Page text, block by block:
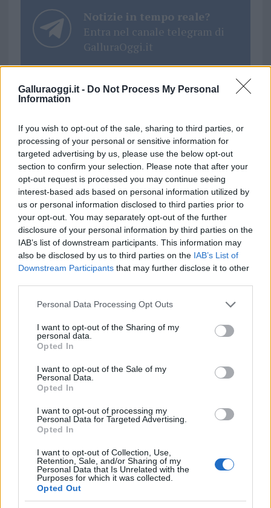
Galluraoggi.it - Do Not Process My Personal
Information
If you wish to opt-out of the sale, sharing to third parties, or
processing of your personal or sensitive information for
targeted advertising by us, please use the below opt-out
section to confirm your selection. Please note that after your
opt-out request is processed you may continue seeing
interest-based ads based on personal information utilized by
us or personal information disclosed to third parties prior to
your opt-out. You may separately opt-out of the further
disclosure of your personal information by third parties on the
IAB’s list of downstream participants. This information may
also be disclosed by us to third parties on the IAB’s List of
Downstream Participants that may further disclose it to other
Please note that this website/app uses one or more Google
not limited to your visit or usage behaviour. You may click to
grant or deny consent to Google and its third-party tags to
use your data for below specified purposes in below Google
consent section.
Personal Data Processing Opt Outs
I want to opt-out of the Sharing of my
personal data.
Opted In
I want to opt-out of the Sale of my
Personal Data.
Opted In
I want to opt-out of processing my
Personal Data for Targeted Advertising.
Opted In
I want to opt-out of Collection, Use,
Retention, Sale, and/or Sharing of my
Personal Data that Is Unrelated with the
Purposes for which it was collected.
Opted Out
Notizie in tempo reale?
Entra nel canale telegram di
GalluraOggi.it
da Google News
Condividi l'articolo
F
a
ce
b
o
o
k
T
w
it
te
r
Pi
n
te
re
st
W
h
at
s
A
p
S
h
a
re
Articolo precedente
NOTIZIE RECENTI
Olbia, le previsioni meteo per lunedì 10 agosto
2026
Le ultime offerte di lavoro a Olbia e in Gallura
Cumuli di rifiuti a Santa Teresa Gallura, la
segnalazione dei residenti